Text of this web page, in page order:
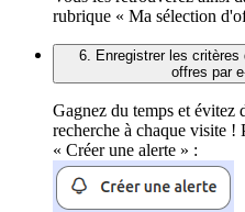
rubrique « Ma sélection
6. Enregistrer les critères
offres par
Gagnez du temps et évitez
recherche à chaque visite !
« Créer une alerte » :